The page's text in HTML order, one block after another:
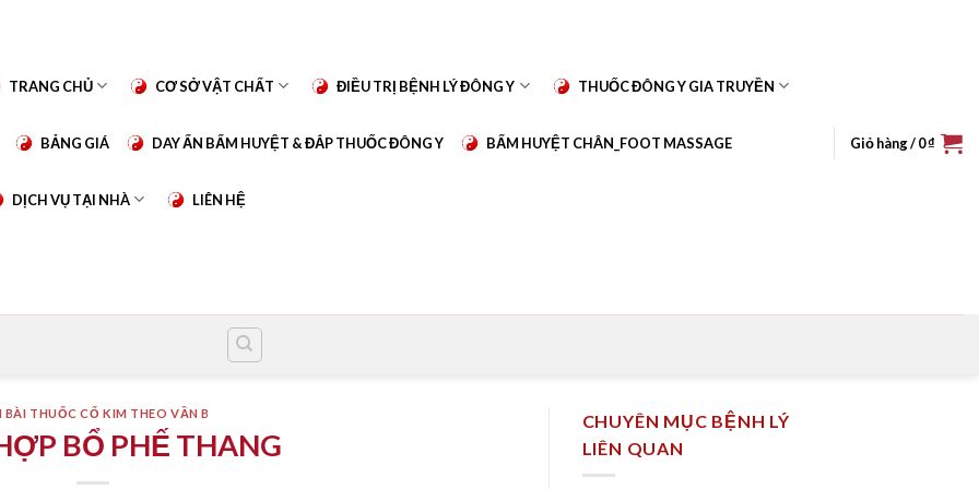
TRANG CHỦ CƠ SỞ VẬT CHẤT ĐIỀU TRỊ BỆNH LÝ ĐÔNG Y THUỐC ĐÔNG Y GIA TRUYỀN
BẢNG GIÁ DAY ẤN BẤM HUYỆT & ĐẮP THUỐC ĐÔNG Y BẤM HUYỆT CHÂN_FOOT MASSAGE
DỊCH VỤ TẠI NHÀ LIÊN HỆ
Giỏ hàng /0₫
BÀI THUỐC CỔ KIM THEO VẦN B
BỔ PHẾ THANG
CHUYÊN MỤC BỆNH LÝ
LIÊN QUAN